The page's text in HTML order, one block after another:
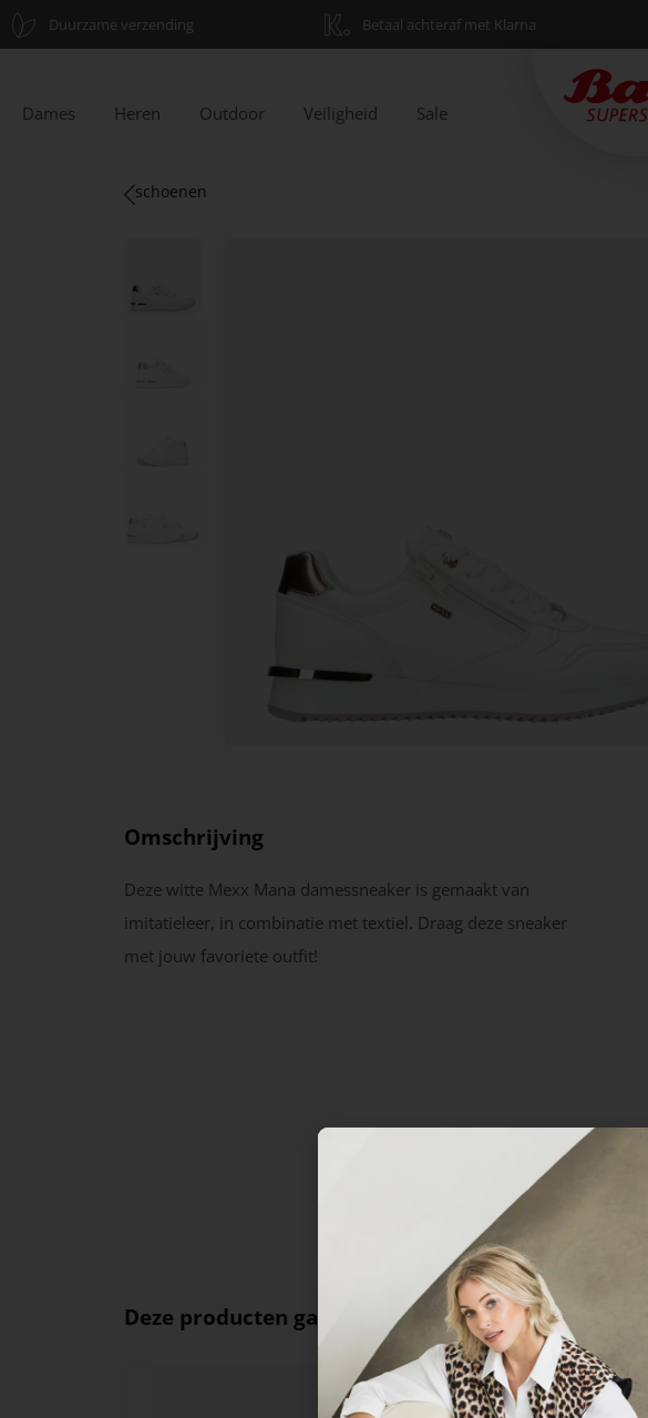
Duurzame verzending Betaal achteraf met Klarna
Dames Heren Outdoor Veiligheid Sale
schoenen
Omschrijving
Deze witte Mexx Mana damessneaker is gemaakt van
imitatieleer, in combinatie met textiel. Draag deze sneaker
met jouw favoriete outfit!
Deze producten ga je leuk vinden